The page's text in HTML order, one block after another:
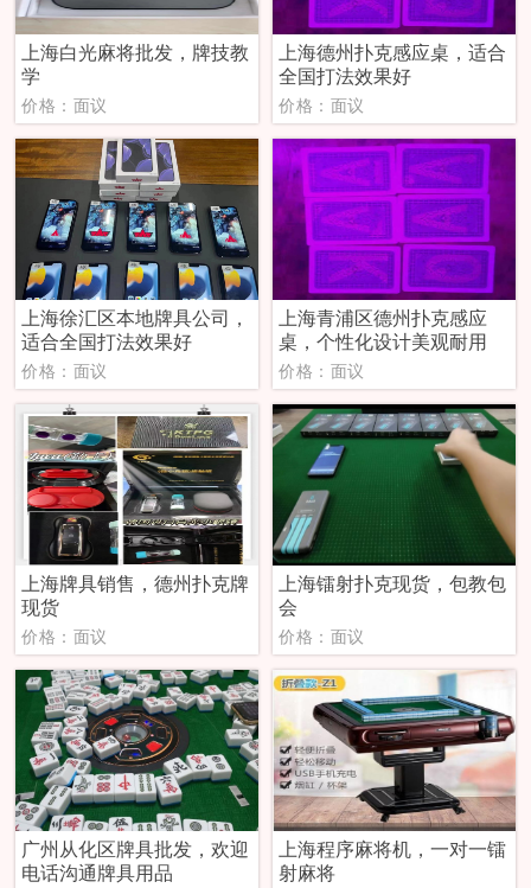
上海白光麻将批发，牌技教
学
价格：面议
上海德州扑克感应桌，适合
全国打法效果好
价格：面议
上海徐汇区本地牌具公司，
适合全国打法效果好
价格：面议
上海青浦区德州扑克感应
桌，个性化设计美观耐用
价格：面议
上海牌具销售，德州扑克牌
现货
价格：面议
上海镭射扑克现货，包教包
会
价格：面议
广州从化区牌具批发，欢迎
电话沟通牌具用品
上海程序麻将机，一对一镭
射麻将